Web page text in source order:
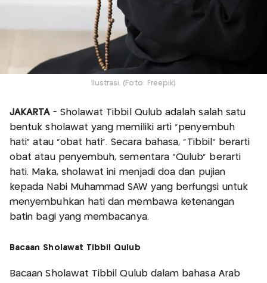
Ilustrasi. (Foto: Freepik)
JAKARTA - Sholawat Tibbil Qulub adalah salah satu
bentuk sholawat yang memiliki arti "penyembuh
hati" atau "obat hati". Secara bahasa, "Tibbil" berarti
obat atau penyembuh, sementara "Qulub" berarti
hati. Maka, sholawat ini menjadi doa dan pujian
kepada Nabi Muhammad SAW yang berfungsi untuk
menyembuhkan hati dan membawa ketenangan
batin bagi yang membacanya.
Bacaan Sholawat Tibbil Qulub
Bacaan Sholawat Tibbil Qulub dalam bahasa Arab